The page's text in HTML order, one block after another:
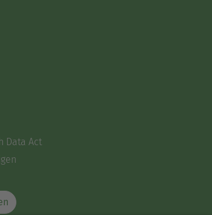
Data Act